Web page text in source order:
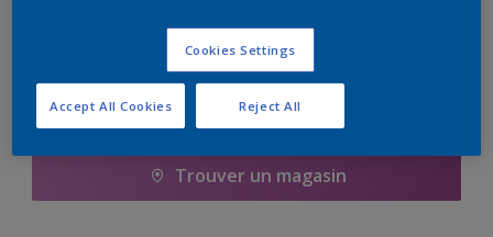
Ajouter à la liste d’achats
Trouver un magasin
Cookies Settings
Reject All
Accept All Cookies